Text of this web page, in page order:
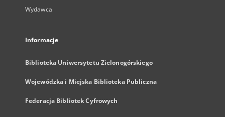
Wydawca
Informacje
Biblioteka Uniwersytetu Zielonogórskiego
Wojewódzka i Miejska Biblioteka Publiczna
Federacja Bibliotek Cyfrowych